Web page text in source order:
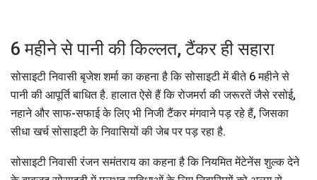
6 महीने से पानी की किल्लत, टैंकर ही सहारा
सोसाइटी निवासी बृजेश शर्मा का कहना है कि सोसाइटी में बीते 6 महीने से
पानी की आपूर्ति बाधित है. हालात ऐसे हैं कि रोजमर्रा की जरूरतें जैसे रसोई,
नहाने और साफ-सफाई के लिए भी निजी टैंकर मंगवाने पड़ रहे हैं, जिसका
सीधा खर्च सोसाइटी के निवासियों की जेब पर पड़ रहा है.
सोसाइटी निवासी रंजन समंतराय का कहना है कि नियमित मेंटेनेंस शुल्क देने